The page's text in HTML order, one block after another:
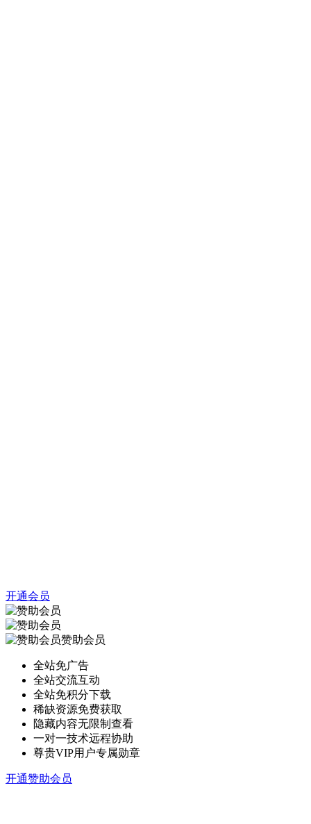
开通会员
赞助会员
全站免广告
全站交流互动
全站免积分下载
稀缺资源免费获取
隐藏内容无限制查看
一对一技术远程协助
尊贵VIP用户专属勋章
开通赞助会员